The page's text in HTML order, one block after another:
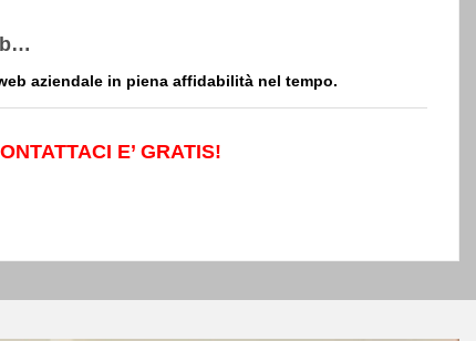
aziendale in piena affidabilità nel tempo.
E’ GRATIS!